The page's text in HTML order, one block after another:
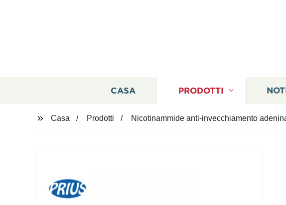
CASA PRODOTTI
Casa Prodotti Nicotinammide anti-invecchiamento